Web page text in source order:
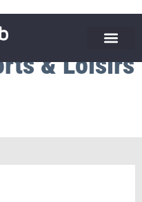
& Loisirs